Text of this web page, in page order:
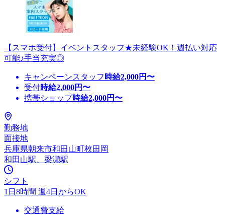
【スマホ受付】イベントスタッフ★未経験OK！週払い対応
可能♪手当充実◎
キャンペーンスタッフ 時給2,000円〜
受付時給2,000円〜
携帯ショップ時給2,000円〜
勤務地
面接地
兵庫県朝来市和田山町枚田岡
和田山駅、梁瀬駅
シフト
1日8時間 週4日からOK
交通費支給